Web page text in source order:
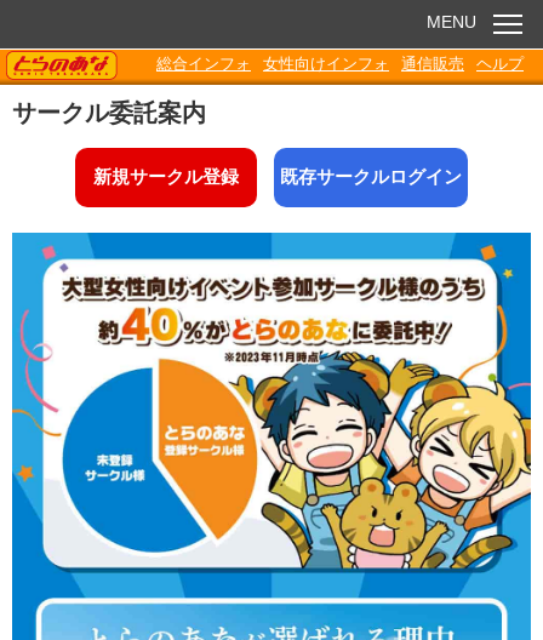
お知らせ
電子書籍
Q&A
各種ダウンロード
MENU
TORANOANA
総合インフォ 女性向けインフォ 通信販売 ヘルプ
サークル委託案内
新規サークル登録 既存サークルログイン